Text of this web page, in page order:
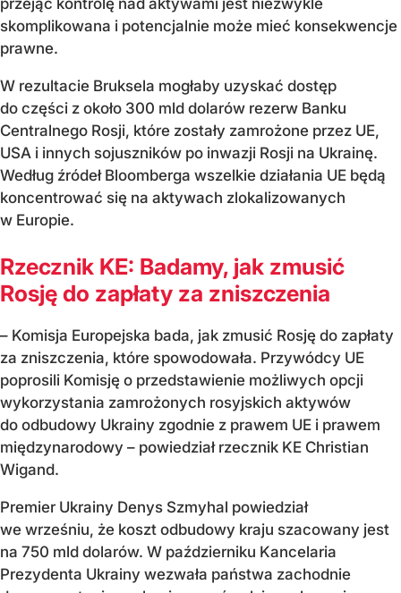
skomplikowana i potencjalnie może mieć konsekwencje
prawne.
W rezultacie Bruksela mogłaby uzyskać dostęp
do części z około 300 mld dolarów rezerw Banku
Centralnego Rosji, które zostały zamrożone przez UE,
USA i innych sojuszników po inwazji Rosji na Ukrainę.
Według źródeł Bloomberga wszelkie działania UE będą
koncentrować się na aktywach zlokalizowanych
w Europie.
Rzecznik KE: Badamy, jak zmusić
Rosję do zapłaty za zniszczenia
– Komisja Europejska bada, jak zmusić Rosję do zapłaty
za zniszczenia, które spowodowała. Przywódcy UE
poprosili Komisję o przedstawienie możliwych opcji
wykorzystania zamrożonych rosyjskich aktywów
do odbudowy Ukrainy zgodnie z prawem UE i prawem
międzynarodowy – powiedział rzecznik KE Christian
Wigand.
Premier Ukrainy Denys Szmyhal powiedział
we wrześniu, że koszt odbudowy kraju szacowany jest
na 750 mld dolarów. W październiku Kancelaria
Prezydenta Ukrainy wezwała państwa zachodnie